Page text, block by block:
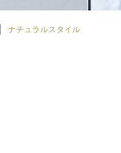
ナチュラルスタイル